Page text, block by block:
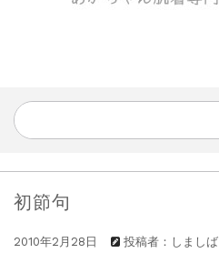
初節句
2010年2月28日 投稿者：しましば